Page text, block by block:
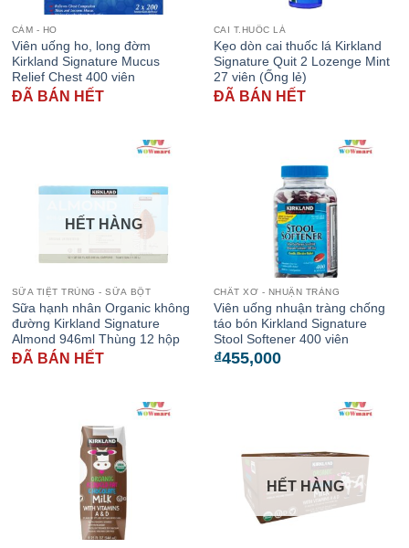
CẢM - HO
Viên uống ho, long đờm
Kirkland Signature Mucus
Relief Chest 400 viên
ĐÃ BÁN HẾT
CAI T.HUỐC LÁ
Kẹo dòn cai thuốc lá Kirkland
Signature Quit 2 Lozenge Mint
27 viên (Ống lẻ)
ĐÃ BÁN HẾT
HẾT HÀNG
SỮA TIỆT TRÙNG - SỮA BỘT
Sữa hạnh nhân Organic không
đường Kirkland Signature
Almond 946ml Thùng 12 hộp
ĐÃ BÁN HẾT
CHẤT XƠ - NHUẬN TRÀNG
Viên uống nhuận tràng chống
táo bón Kirkland Signature
Stool Softener 400 viên
₫455,000
HẾT HÀNG